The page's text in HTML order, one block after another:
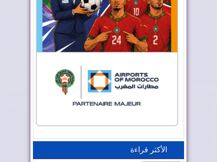
الأكثر قراءة